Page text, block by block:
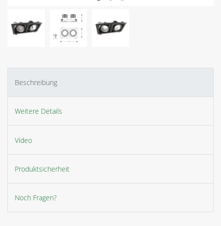
Beschreibung
Weitere Details
Video
Produktsicherheit
Noch Fragen?